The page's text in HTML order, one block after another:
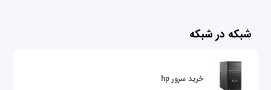
شبکه در شبکه
خرید سرور hp